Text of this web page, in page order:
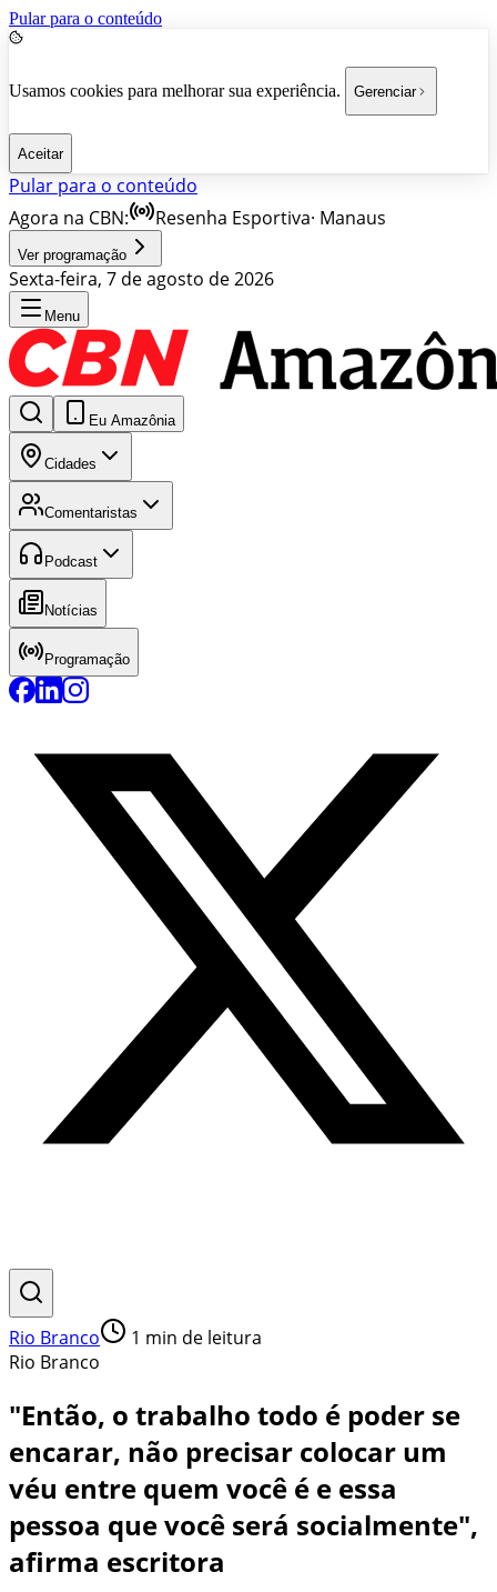
Pular para o conteúdo
Usamos cookies para melhorar sua experiência. Gerenciar
Aceitar
Pular para o conteúdo
Agora na CBN:
Resenha Esportiva· Manaus
Ver programação
Sexta-feira, 7 de agosto de 2026
Menu
Eu Amazônia
Cidades
Comentaristas
Podcast
Notícias
Programação
Rio Branco 1 min de leitura
Rio Branco
"Então, o trabalho todo é poder se
encarar, não precisar colocar um
véu entre quem você é e essa
pessoa que você será socialmente",
afirma escritora